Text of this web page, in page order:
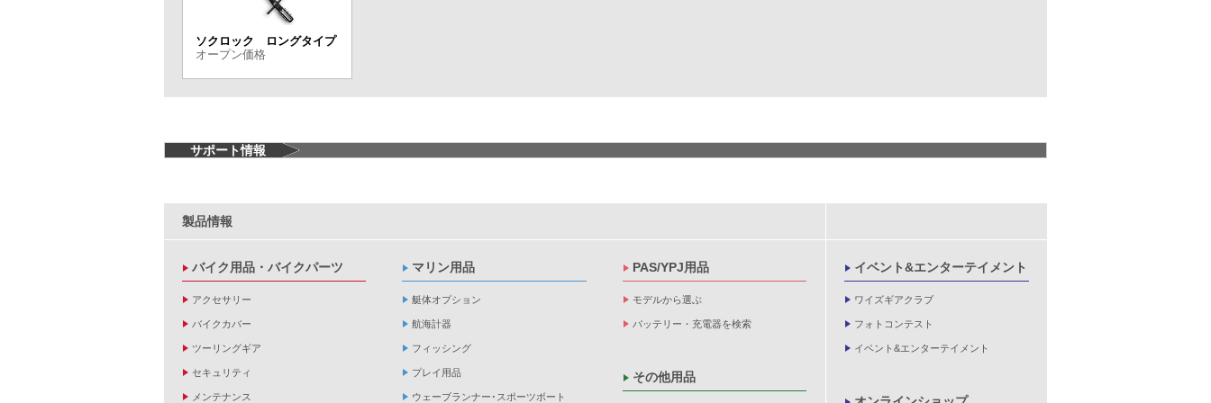
ソクロック ロングタイプ
オープン価格
サポート情報
製品情報
バイク用品・バイクパーツ
アクセサリー
バイクカバー
ツーリングギア
セキュリティ
メンテナンス
マリン用品
艇体オプション
航海計器
フィッシング
プレイ用品
ウェーブランナー･スポーツボート
PAS/YPJ用品
モデルから選ぶ
バッテリー・充電器を検索
その他用品
イベント&エンターテイメント
ワイズギアクラブ
フォトコンテスト
イベント&エンターテイメント